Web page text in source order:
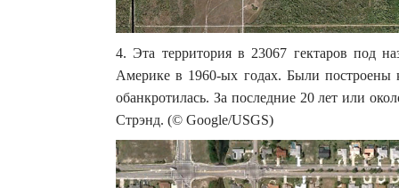
4. Эта территория в 23067 гектаров под
Америке в 1960-ых годах. Были построены
обанкротилась. За последние 20 лет или
Стрэнд. (© Google/USGS)